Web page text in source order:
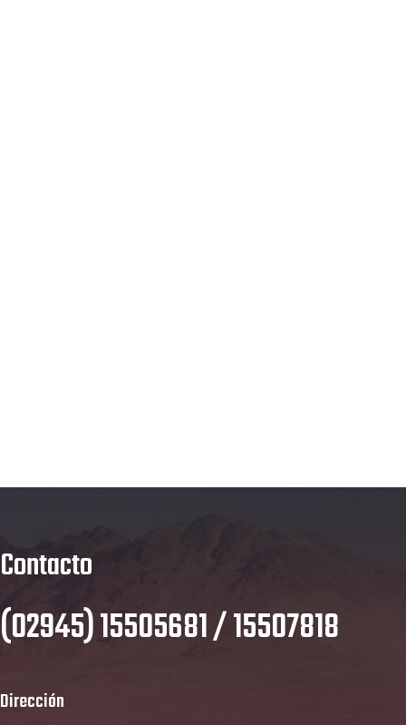
Contacto
(02945) 15505681 / 15507818
Dirección